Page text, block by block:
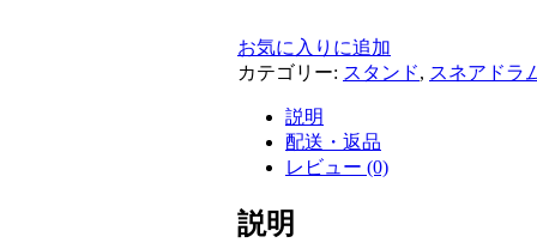
お気に入りに追加
カテゴリー: スタンド, スネアドラ
説明
配送・返品
レビュー (0)
説明